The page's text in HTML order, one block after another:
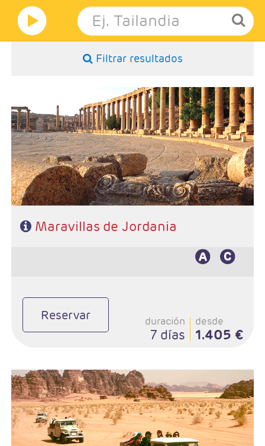
Filtrar resultados
- Duración: 7 Días / 6 noches
- Salidas: Miercoles, jueves, viernes, sábados y domingos
- Ruta: 4 noches Ammán, 2 Petra
- Categoría hotelera: 3*,4*,5*,5*L
- Régimen: MP
- A destacar: Visado
Maravillas de Jordania
Reservar duración
7 días
desde
1.405 €
- Duración: 8 Días / 7 noches
- Salidas: Martes, Miercoles, Jueves, Viernes, Sábados y Domingos
- Ruta: 4 noches Ammán, 2 Petra, 1 Wadi Rum
- Categoría hotelera: 3*,4*,5*,5*L
- Régimen: MP
- A destacar: Visado